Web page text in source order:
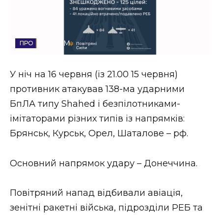
Стиль життя
Втрачений Ужгород
Втрачений Ужгород (відеоверсія)
НОВИНИ ЗАХІДНОЇ УКРАЇНИ
СОЦІУМ
У ніч на 16 червня (із 21.00 15 червня)
противник атакував 138-ма ударними
БпЛА типу Shahed і безпілотниками-
імітаторами різних типів із напрямків:
Брянськ, Курськ, Орел, Шаталове – рф.
Основний напрямок удару – Донеччина.
Повітряний напад відбивали авіація,
зенітні ракетні війська, підрозділи РЕБ та